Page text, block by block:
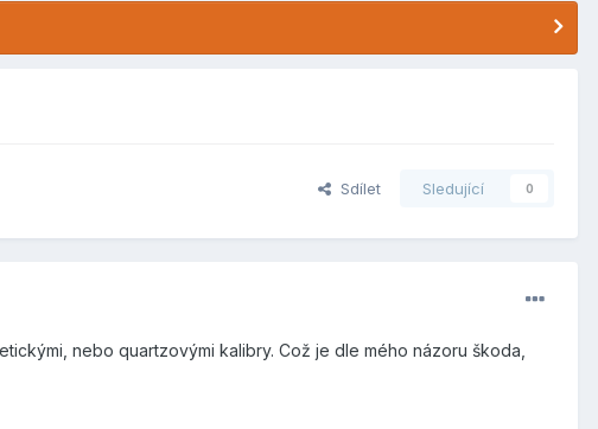
Sdílet Sledující 0
nebo quartzovými kalibry. Což je dle mého názoru škoda,